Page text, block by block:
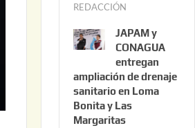
REDACCIÓN
l
i
o
2
2
JAPAM y
CONAGUA
entregan
ampliación de drenaje
sanitario en Loma
Bonita y Las
Margaritas